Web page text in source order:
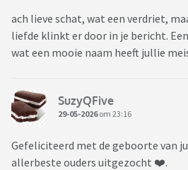
ach lieve schat, wat een verdriet,
liefde klinkt er door in je bericht.
wat een mooie naam heeft jullie
SuzyQFive
29-05-2026om 23:16
Gefeliciteerd met de geboorte van
allerbeste ouders uitgezocht ❤️.